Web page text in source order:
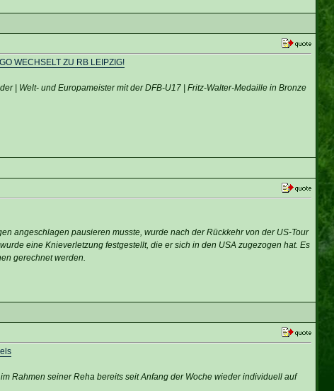
WECHSELT ZU RB LEIPZIG!
| Welt- und Europameister mit der DFB-U17 | Fritz-Walter-Medaille in Bronze
angeschlagen pausieren musste, wurde nach der Rückkehr von der US-Tour
eine Knieverletzung festgestellt, die er sich in den USA zugezogen hat. Es
gerechnet werden.
Rahmen seiner Reha bereits seit Anfang der Woche wieder individuell auf